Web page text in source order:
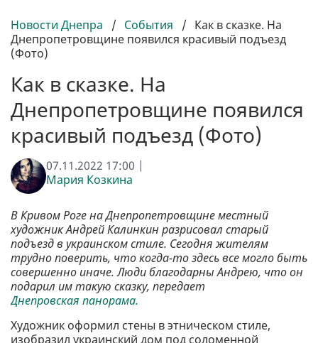
Новости Днепра / События / Как в сказке. На
Днепропетровщине появился красивый подъезд
(Фото)
Как в сказке. На
Днепропетровщине появился
красивый подъезд (Фото)
07.11.2022 17:00 |
Мария Козкина
В Кривом Роге на Днепропетровщине местный
художник Андрей Калинкин разрисовал старый
подъезд в украинском стиле. Сегодня жителям
трудно поверить, что когда-то здесь все могло быть
совершенно иначе. Люди благодарны Андрею, что он
подарил им такую сказку, передает
Днепровская панорама.
Художник оформил стены в этническом стиле,
изобразил украинский дом под соломенной